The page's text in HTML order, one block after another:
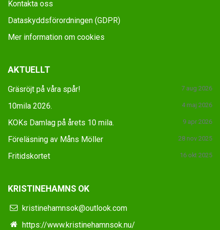
Kontakta oss
Dataskyddsförordningen (GDPR)
Mer information om cookies
AKTUELLT
Gräsröjt på våra spår! 7 aug 2026
10mila 2026. 4 maj 2026
KOKs Damlag på årets 10 mila. 9 apr 2026
Föreläsning av Måns Möller 28 nov 2025
Fritidskortet 16 okt 2025
KRISTINEHAMNS OK
kristinehamnsok@outlook.com
https://www.kristinehamnsok.nu/